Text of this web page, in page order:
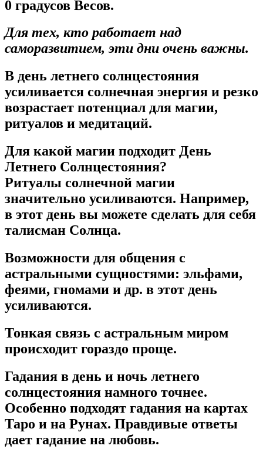
0 градусов Весов.
Для тех, кто работает над
саморазвитием, эти дни очень важны.
В день летнего солнцестояния
усиливается солнечная энергия и резко
возрастает потенциал для магии,
ритуалов и медитаций.
Для какой магии подходит День
Летнего Солнцестояния?
Ритуалы солнечной магии
значительно усиливаются. Например,
в этот день вы можете сделать для себя
талисман Солнца.
Возможности для общения с
астральными сущностями: эльфами,
феями, гномами и др. в этот день
усиливаются.
Тонкая связь с астральным миром
происходит гораздо проще.
Гадания в день и ночь летнего
солнцестояния намного точнее.
Особенно подходят гадания на картах
Таро и на Рунах. Правдивые ответы
дает гадание на любовь.